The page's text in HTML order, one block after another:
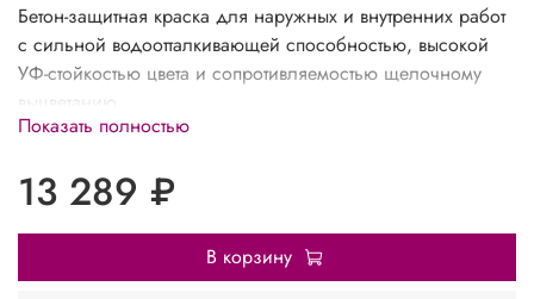
Бетон-защитная краска для наружных и внутренних работ
с сильной водоотталкивающей способностью, высокой
УФ-стойкостью цвета и сопротивляемостью щелочному
выцветанию.
Показать полностью
13 289 ₽
В корзину